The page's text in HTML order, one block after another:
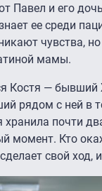
Павел и его
ее среди
чувства,
мамы.
Костя —
рядом с ней в
почти
момент. Кто
свой ход,